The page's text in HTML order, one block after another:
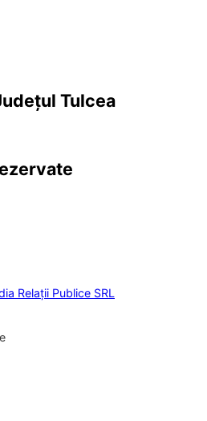
Tulcea
Relații Publice SRL